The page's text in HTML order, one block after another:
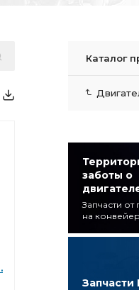
Каталог
заботы о
Запчасти от
на конвейер